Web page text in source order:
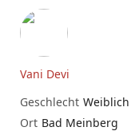
Vani Devi
Geschlecht Weiblich
Ort Bad Meinberg